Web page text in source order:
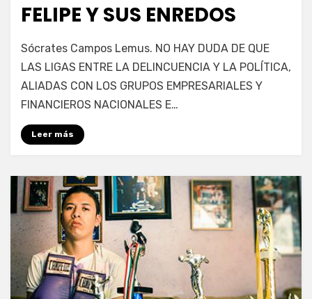
FELIPE Y SUS ENREDOS
Enrique
Sócrates Campos Lemus. NO HAY DUDA DE QUE
LAS LIGAS ENTRE LA DELINCUENCIA Y LA POLÍTICA,
ALIADAS CON LOS GRUPOS EMPRESARIALES Y
FINANCIEROS NACIONALES E…
Leer más